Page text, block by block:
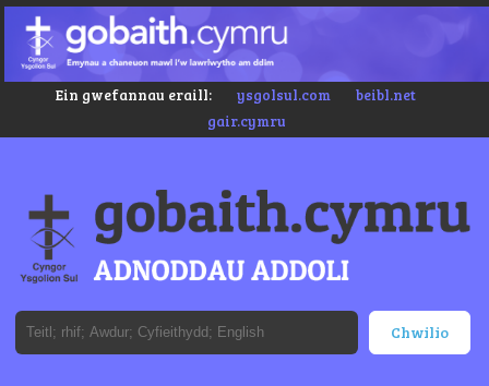
Ein gwefannau eraill: ysgolsul.com
beibl.net
gair.cymru